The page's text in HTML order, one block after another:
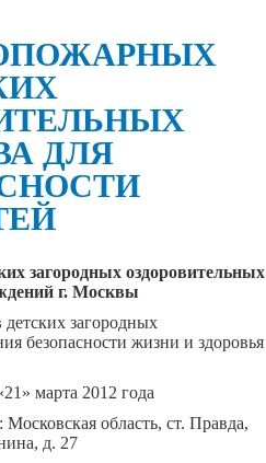
ДЛЯ
загородных оздоровительных
г. Москвы
загородных
безопасности жизни и здоровья
марта 2012 года
Московская область, ст. Правда,
д. 27